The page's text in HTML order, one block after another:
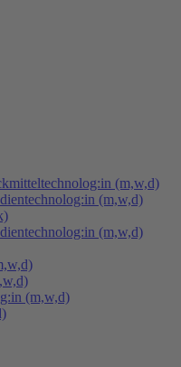
(m,w,d)
(m,w,d)
(m,w,d)
(m,w,d)